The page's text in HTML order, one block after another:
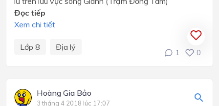
Đọc tiếp
Xem chi tiết
Lớp 8 Địa lý
1 0
Hoàng Gia Bảo
3 tháng 4 2018 lúc 17:07